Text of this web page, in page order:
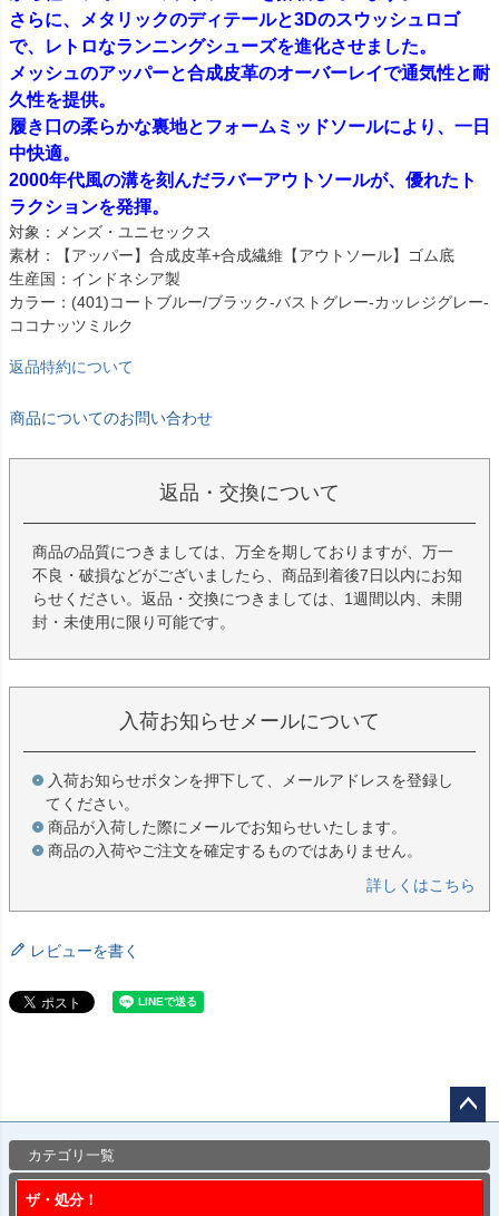
さらに、メタリックのディテールと3Dのスウッシュロゴ
で、レトロなランニングシューズを進化させました。
メッシュのアッパーと合成皮革のオーバーレイで通気性と耐
久性を提供。
履き口の柔らかな裏地とフォームミッドソールにより、一日
中快適。
2000年代風の溝を刻んだラバーアウトソールが、優れたト
ラクションを発揮。
対象：メンズ・ユニセックス
素材：【アッパー】合成皮革+合成繊維【アウトソール】ゴム底
生産国：インドネシア製
カラー：(401)コートブルー/ブラック-バストグレー-カッレジグレー-
ココナッツミルク
返品特約について
商品についてのお問い合わせ
返品・交換について
商品の品質につきましては、万全を期しておりますが、万一
不良・破損などがございましたら、商品到着後7日以内にお知
らせください。返品・交換につきましては、1週間以内、未開
封・未使用に限り可能です。
入荷お知らせメールについて
入荷お知らせボタンを押下して、メールアドレスを登録し
てください。
商品が入荷した際にメールでお知らせいたします。
商品の入荷やご注文を確定するものではありません。
詳しくはこちら
レビューを書く
カテゴリ一覧
ザ・処分！
ップ